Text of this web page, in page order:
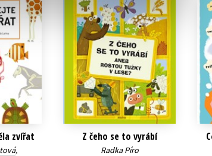
zvířat
,
Z čeho se to vyrábí
Radka Píro